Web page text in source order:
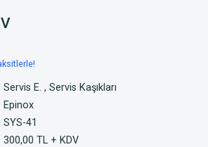
Servis E. , Servis Kaşıkları
Epinox
SYS-41
300,00 TL + KDV